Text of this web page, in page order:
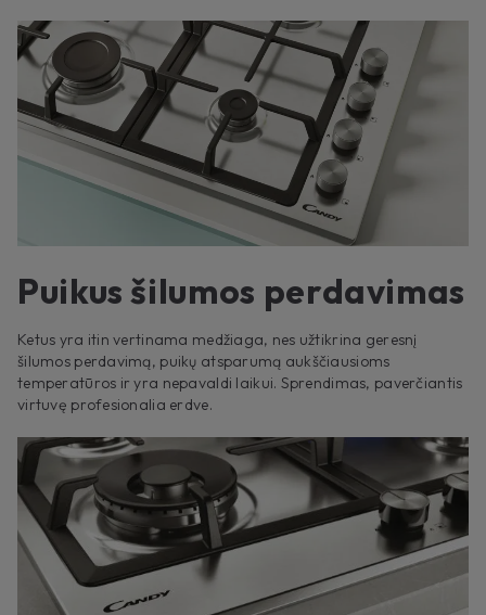
Puikus šilumos perdavimas
Ketus yra itin vertinama medžiaga, nes užtikrina geresnį
šilumos perdavimą, puikų atsparumą aukščiausioms
temperatūros ir yra nepavaldi laikui. Sprendimas, paverčiantis
virtuvę profesionalia erdve.